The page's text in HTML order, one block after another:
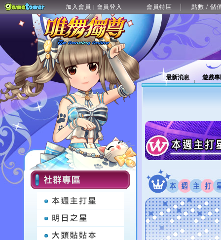
加入會員 | 會員登入 會員特區 點數 / 儲
最新消息 遊戲